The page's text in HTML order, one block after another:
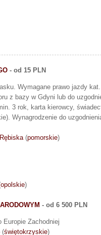
- od 15 PLN
Wymagane prawo jazdy
z bazy w Gdyni lub do
3 rok, karta kierowcy,
Wynagrodzenie do
Rębiska(pomorskie)
opolskie)
- od 6 500 PLN
Europie Zachodniej
(świętokrzyskie)